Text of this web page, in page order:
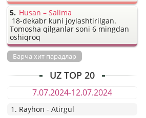
Husan – Salima
18-dekabr kuni joylashtirilgan.
Tomosha qilganlar soni 6 mingdan
oshiqroq
Барча хит парадлар
UZ TOP 20
7.07.2024-12.07.2024
1. Rayhon - Atirgul